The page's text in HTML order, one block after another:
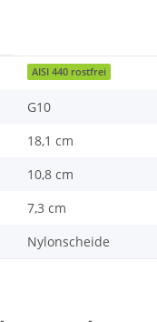
AISI 440 rostfrei
G10
18,1 cm
10,8 cm
7,3 cm
Nylonscheide